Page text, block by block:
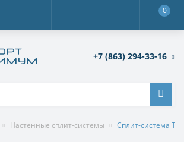
0
+7 (863) 294-33-16
Настенные сплит-системы Сплит-система